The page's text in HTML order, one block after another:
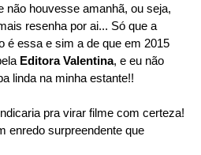
não houvesse amanhã, ou seja,
resenha por ai... Só que a
é essa e sim a de que em 2015
Editora Valentina, e eu não
linda na minha estante!!
pra virar filme com certeza!
enredo surpreendente que